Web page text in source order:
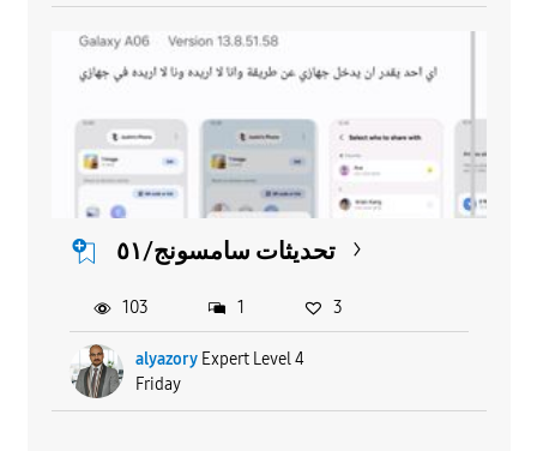
تحديثات سامسونج/٥١
alyazory Expert Level 4
Friday
103 1 3